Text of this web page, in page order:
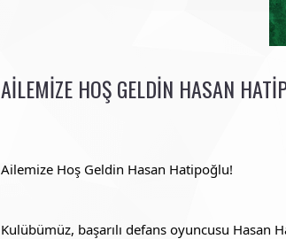
AILEMIZE HOŞ GELDIN HASAN
Ailemize Hoş Geldin Hasan Hatipoğlu!
Kulübümüz, başarılı defans oyuncusu Hasan